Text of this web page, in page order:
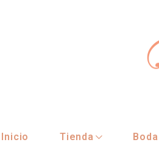
Inicio Tienda